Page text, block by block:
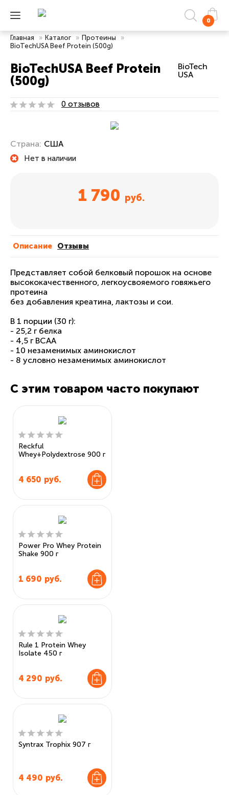
0
Главная » Каталог » Протеины
»
BioTechUSA Beef Protein (500g)
BioTechUSA Beef Protein
(500g)
BioTech
USA
0 отзывов
Страна: США
Нет в наличии
1 790 руб.
Описание Отзывы
Представляет собой белковый порошок на основе
высококачественного, легкоусвояемого говяжьего
протеина
без добавления креатина, лактозы и сои.
В 1 порции (30 г):
- 25,2 г белка
- 4,5 г BCAA
- 10 незаменимых аминокислот
- 8 условно незаменимых аминокислот
С этим товаром часто покупают
Reckful
Whey+Polydextrose 900 г
4 650 руб.
Power Pro Whey Protein
Shake 900 г
1 690 руб.
Rule 1 Protein Whey
Isolate 450 г
4 290 руб.
Syntrax Trophix 907 г
4 490 руб.